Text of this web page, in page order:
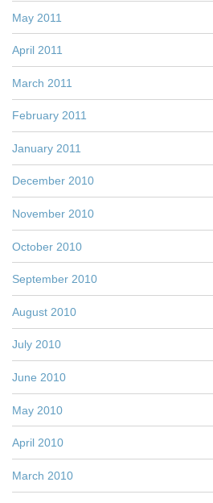
May 2011
April 2011
March 2011
February 2011
January 2011
December 2010
November 2010
October 2010
September 2010
August 2010
July 2010
June 2010
May 2010
April 2010
March 2010